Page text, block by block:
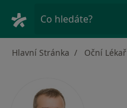
Co hledáte?
Hlavní Stránka Oční Lékař